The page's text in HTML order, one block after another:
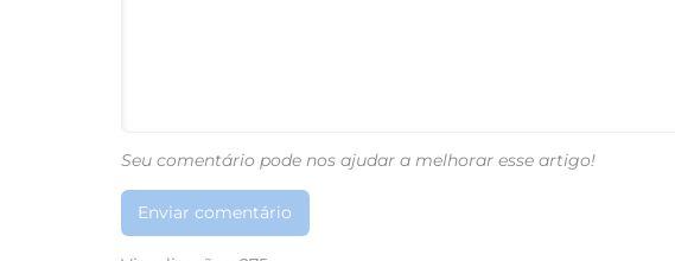
Seu comentário pode nos ajudar a melhorar esse artigo!
Enviar comentário